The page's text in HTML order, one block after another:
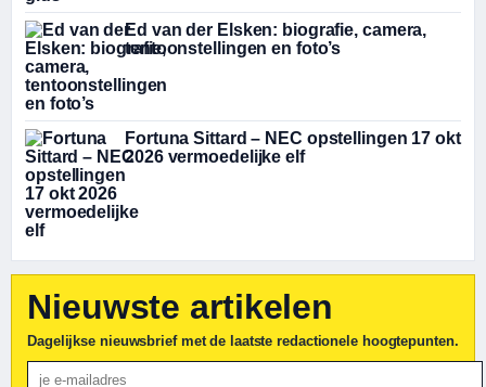
Ed van der Elsken: biografie, camera,
tentoonstellingen en foto’s
Fortuna Sittard – NEC opstellingen 17 okt
2026 vermoedelijke elf
Nieuwste artikelen
Dagelijkse nieuwsbrief met de laatste redactionele hoogtepunten.